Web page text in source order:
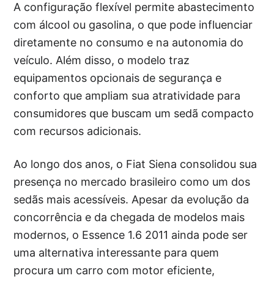
A configuração flexível permite abastecimento
com álcool ou gasolina, o que pode influenciar
diretamente no consumo e na autonomia do
veículo. Além disso, o modelo traz
equipamentos opcionais de segurança e
conforto que ampliam sua atratividade para
consumidores que buscam um sedã compacto
com recursos adicionais.
Ao longo dos anos, o Fiat Siena consolidou sua
presença no mercado brasileiro como um dos
sedãs mais acessíveis. Apesar da evolução da
concorrência e da chegada de modelos mais
modernos, o Essence 1.6 2011 ainda pode ser
uma alternativa interessante para quem
procura um carro com motor eficiente,